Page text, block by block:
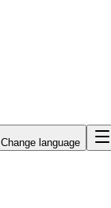
Change language